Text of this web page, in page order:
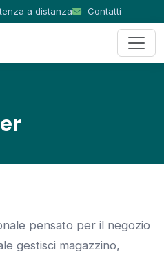
a distanza Contatti
pensato per il negozio
gestisci magazzino,